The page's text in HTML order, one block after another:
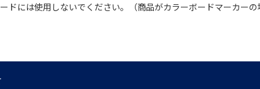
ドには使用しないでください。（商品がカラーボードマーカーの